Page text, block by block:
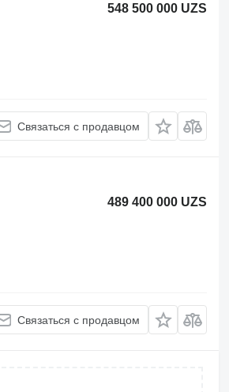
548 500 000 UZS
Связаться с продавцом
489 400 000 UZS
Связаться с продавцом